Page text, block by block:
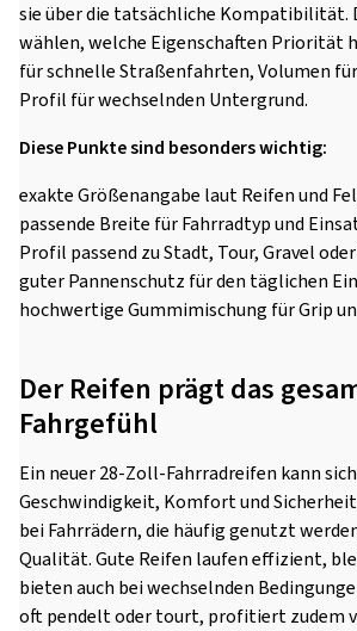
sie über die tatsächliche Kompatibilität.
wählen, welche Eigenschaften Priorität
für schnelle Straßenfahrten, Volumen
Profil für wechselnden Untergrund.
Diese Punkte sind besonders wichtig:
exakte Größenangabe laut Reifen und
passende Breite für Fahrradtyp und
Profil passend zu Stadt, Tour, Gravel
guter Pannenschutz für den täglichen
hochwertige Gummimischung für Grip
Der Reifen prägt das
Fahrgefühl
Ein neuer 28-Zoll-Fahrradreifen kann
Geschwindigkeit, Komfort und Sicherheit
bei Fahrrädern, die häufig genutzt
Qualität. Gute Reifen laufen effizient,
bieten auch bei wechselnden
oft pendelt oder tourt, profitiert zudem